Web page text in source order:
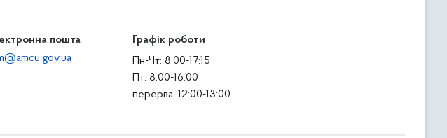
пошта
Графік роботи
Пн-Чт: 8:00-17:15
Пт: 8:00-16:00
перерва: 12:00-13:00